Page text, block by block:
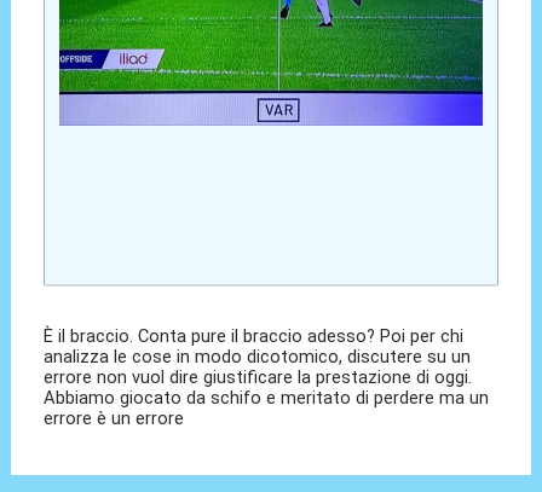
È il braccio. Conta pure il braccio adesso? Poi per chi
analizza le cose in modo dicotomico, discutere su un
errore non vuol dire giustificare la prestazione di oggi.
Abbiamo giocato da schifo e meritato di perdere ma un
errore è un errore